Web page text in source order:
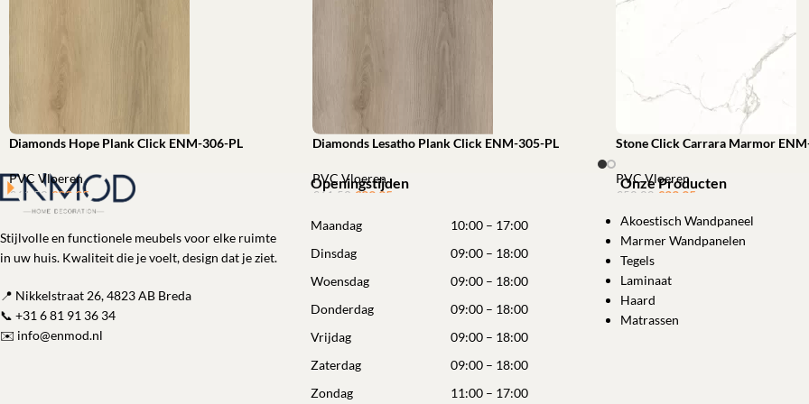
Diamonds Hope Plank Click ENM-306-PL
PVC Vloeren
€61,53 €39,95ㅤㅤㅤㅤㅤㅤ
Diamonds Lesatho Plank Click ENM-305-PL
PVC Vloeren
€ 61,53 €39,95
Toevoegen aan winkelwagen
Stone Click Carrara Marmor
PVC Vloeren
€ 52,28 €33,95
Toevoegen aan winkelwagen
Stijlvolle en functionele meubels voor elke ruimte
in uw huis. Kwaliteit die je voelt, design dat je ziet.
📍 Nikkelstraat 26, 4823 AB Breda
📞 +31 6 81 91 36 34
✉️ info@enmod.nl
Openingstijden
Maandag
10:00 – 17:00
Dinsdag
09:00 – 18:00
Woensdag
09:00 – 18:00
Donderdag
09:00 – 18:00
Vrijdag
09:00 – 18:00
Zaterdag
09:00 – 18:00
Zondag
11:00 – 17:00
Onze Producten
Akoestisch Wandpaneel
Marmer Wandpanelen
Tegels
Laminaat
Haard
Matrassen